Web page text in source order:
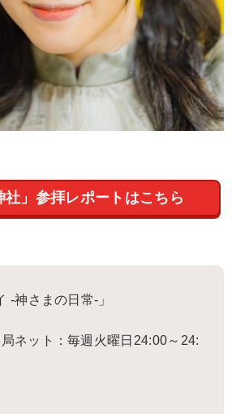
社」参拝レポートはこちら
-神さまの日常-」
ネット：毎週火曜日24:00～24: